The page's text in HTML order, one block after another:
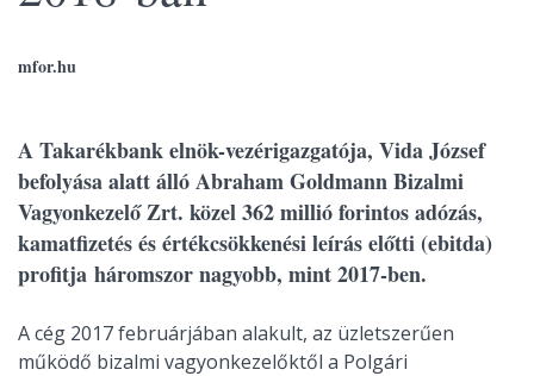
mfor.hu
A Takarékbank elnök-vezérigazgatója, Vida József
befolyása alatt álló Abraham Goldmann Bizalmi
Vagyonkezelő Zrt. közel 362 millió forintos adózás,
kamatfizetés és értékcsökkenési leírás előtti (ebitda)
profitja háromszor nagyobb, mint 2017-ben.
A cég 2017 februárjában alakult, az üzletszerűen
működő bizalmi vagyonkezelőktől a Polgári